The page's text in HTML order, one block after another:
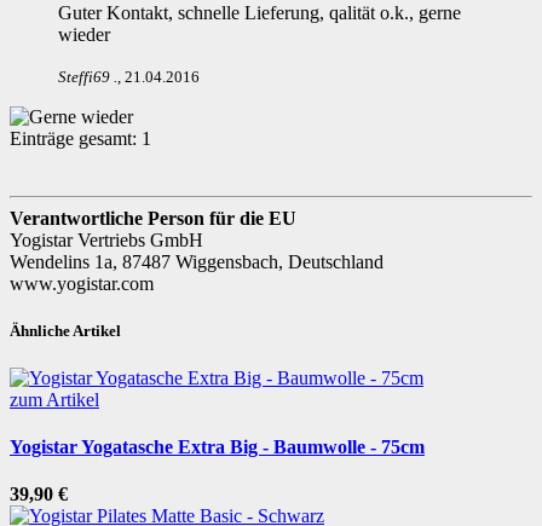
Guter Kontakt, schnelle Lieferung, qalität o.k., gerne
wieder
Steffi69 21.04.2016
Einträge gesamt: 1
Verantwortliche Person für die EU
Yogistar Vertriebs GmbH
Wendelins 1a, 87487 Wiggensbach, Deutschland
www.yogistar.com
Ähnliche Artikel
zum Artikel
Yogistar Yogatasche Extra Big - Baumwolle - 75cm
39,90 €